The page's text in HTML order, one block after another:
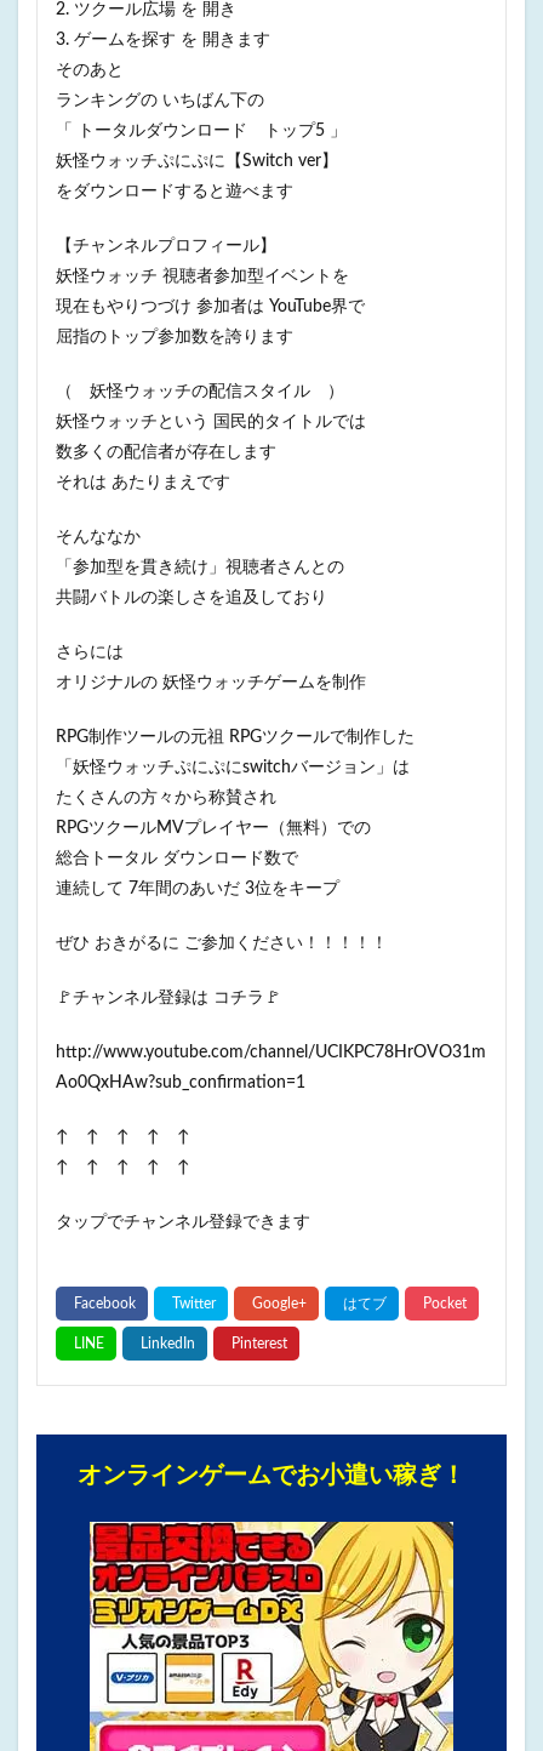
2. ツクール広場 を 開き
3. ゲームを探す を 開きます
そのあと
ランキングの いちばん下の
「 トータルダウンロード トップ5 」
妖怪ウォッチぷにぷに【Switch ver】
をダウンロードすると遊べます
【チャンネルプロフィール】
妖怪ウォッチ 視聴者参加型イベントを
現在もやりつづけ 参加者は YouTube界で
屈指のトップ参加数を誇ります
（ 妖怪ウォッチの配信スタイル ）
妖怪ウォッチという 国民的タイトルでは
数多くの配信者が存在します
それは あたりまえです
そんななか
「参加型を貫き続け」視聴者さんとの
共闘バトルの楽しさを追及しており
さらには
オリジナルの 妖怪ウォッチゲームを制作
RPG制作ツールの元祖 RPGツクールで制作した
「妖怪ウォッチぷにぷにswitchバージョン」は
たくさんの方々から称賛され
RPGツクールMVプレイヤー（無料）での
総合トータル ダウンロード数で
連続して 7年間のあいだ 3位をキープ
ぜひ おきがるに ご参加ください！！！！！
🚩チャンネル登録は コチラ🚩
http://www.youtube.com/channel/UCIKPC78HrOVO31m
Ao0QxHAw?sub_confirmation=1
↑ ↑ ↑ ↑ ↑
↑ ↑ ↑ ↑ ↑
タップでチャンネル登録できます
オンラインゲームでお小遣い稼ぎ！